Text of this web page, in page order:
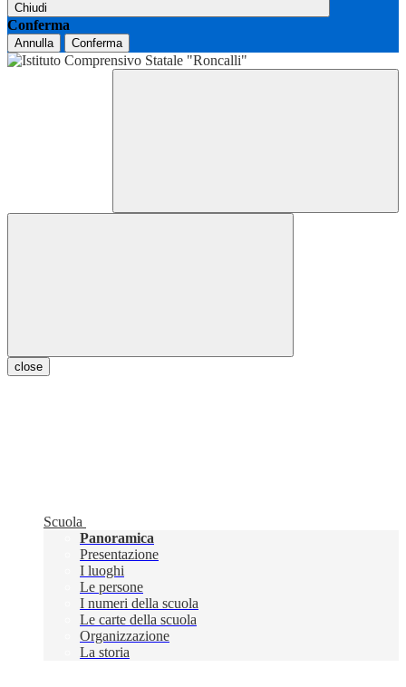
Chiudi
Conferma
Annulla Conferma
close
Scuola
Panoramica
Presentazione
I luoghi
Le persone
I numeri della scuola
Le carte della scuola
Organizzazione
La storia